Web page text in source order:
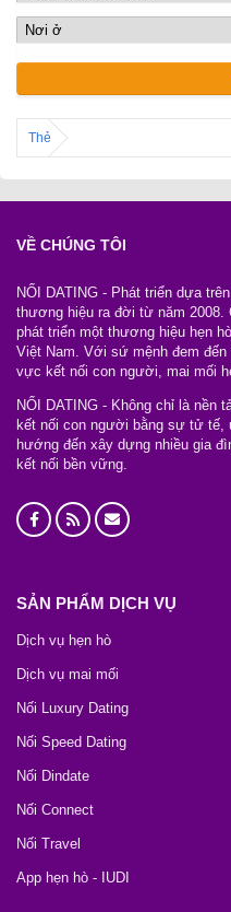
Thẻ
VỀ CHÚNG TÔI
NỐI DATING - Phát triển dựa
thương hiệu ra đời từ năm 2008.
phát triển một thương hiệu hẹn
Việt Nam. Với sứ mệnh đem
vực kết nối con người, mai mối
NỐI DATING - Không chỉ là nền
kết nối con người bằng sự tử tế,
hướng đến xây dựng nhiều gia
kết nối bền vững.
SẢN PHẨM DỊCH VỤ
Dịch vụ hẹn hò
Dịch vụ mai mối
Nối Luxury Dating
Nối Speed Dating
Nối Dindate
Nối Connect
Nối Travel
App hẹn hò - IUDI